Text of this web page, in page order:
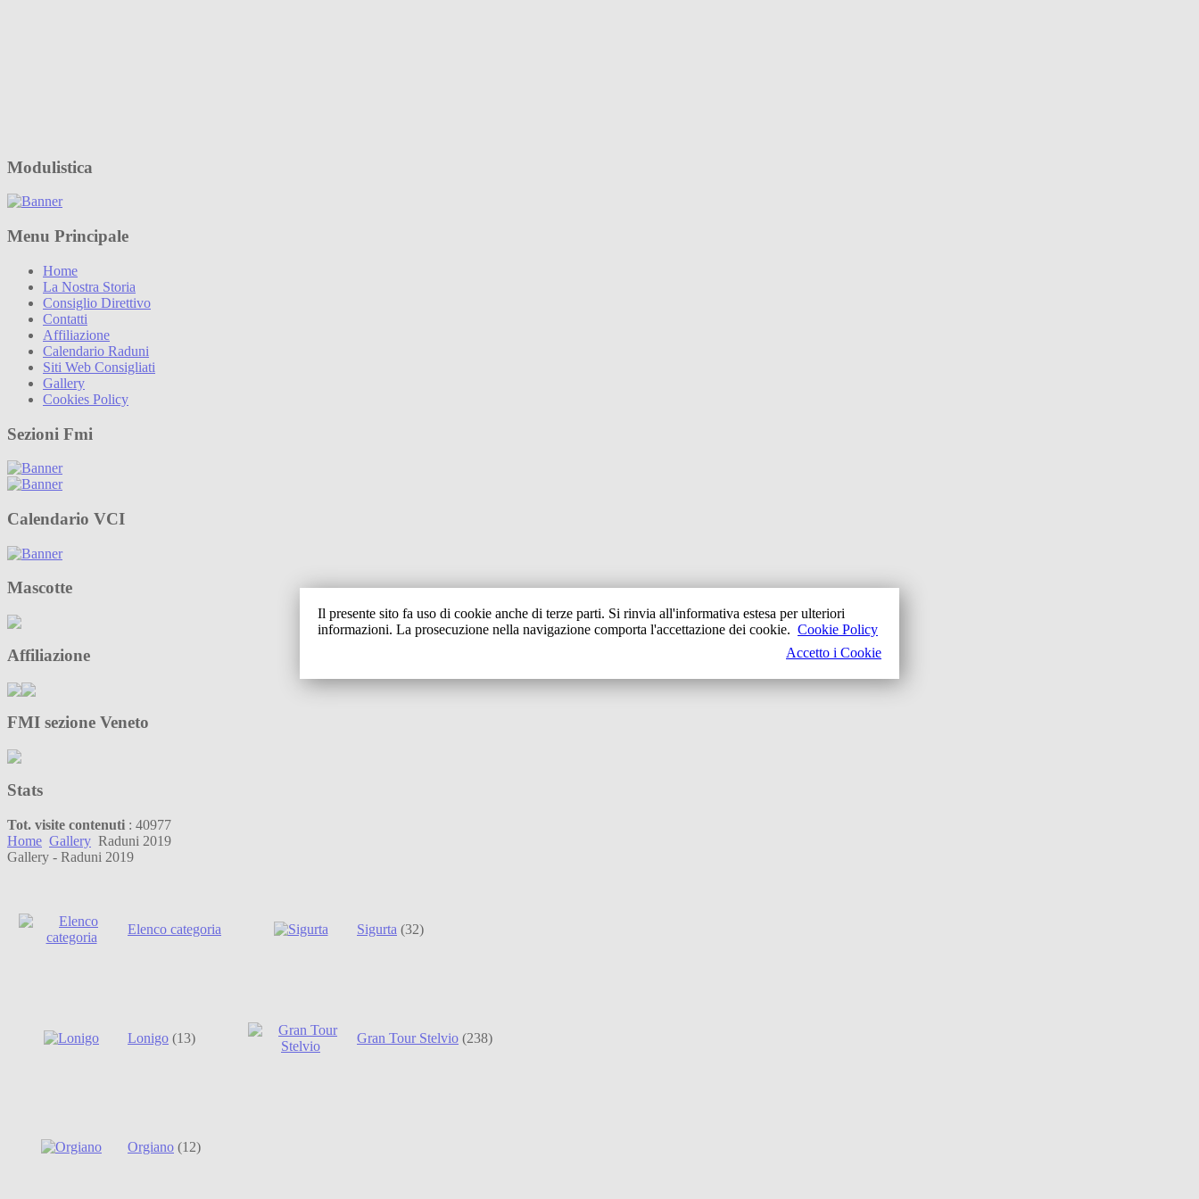
Modulistica
Menu Principale
Home
La Nostra Storia
Consiglio Direttivo
Contatti
Affiliazione
Calendario Raduni
Siti Web Consigliati
Gallery
Cookies Policy
Sezioni Fmi
Calendario VCI
Mascotte
Affiliazione
FMI sezione Veneto
Stats
Tot. visite contenuti : 40977
Home Gallery Raduni 2019
Gallery - Raduni 2019
Elenco categoria
Lonigo (13)
Orgiano (12)
Sigurta (32)
Gran Tour Stelvio (238)
Il presente sito fa uso di cookie anche di terze parti. Si rinvia all'informativa estesa per ulteriori
informazioni. La prosecuzione nella navigazione comporta l'accettazione dei cookie. Cookie Policy
Accetto i Cookie